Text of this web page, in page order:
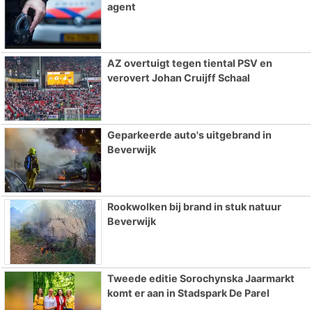
agent
AZ overtuigt tegen tiental PSV en
verovert Johan Cruijff Schaal
Geparkeerde auto's uitgebrand in
Beverwijk
Rookwolken bij brand in stuk natuur
Beverwijk
Tweede editie Sorochynska Jaarmarkt
komt er aan in Stadspark De Parel